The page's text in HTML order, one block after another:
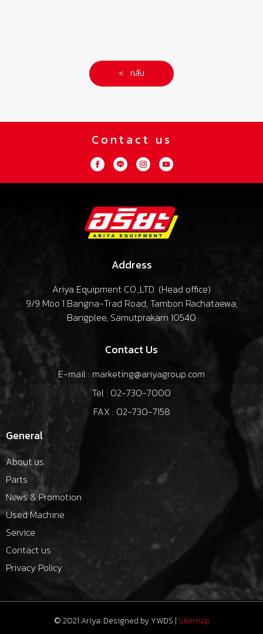
< กลับ
Contact us
Address
Ariya Equipment CO.,LTD. (Head office)
9/9 Moo 1 Bangna-Trad Road, Tambon Rachataewa,
Bangplee, Samutprakarn 10540
Contact Us
E-mail : marketing@ariyagroup.com
Tel : 02-730-7000
FAX : 02-730-7158
General
About us
Parts
News & Promotion
Used Machine
Service
Contact us
Privacy Policy
© 2021 Ariya. Designed byYWDS | Sitemap